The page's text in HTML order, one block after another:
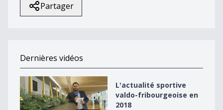
Partager
Dernières vidéos
L&#039;actualité sportive valdo-fribourgeoise en 2018
L'actualité sportive
valdo-fribourgeoise en
2018